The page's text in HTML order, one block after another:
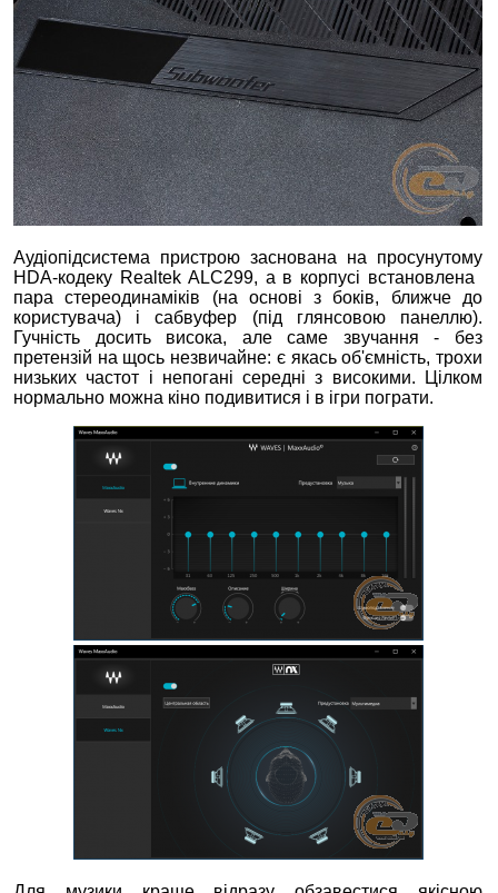
Аудіопідсистема пристрою заснована на просунутому
HDA-кодеку Realtek ALC299, а в корпусі встановлена ​​
пара стереодинаміків (на основі з боків, ближче до
користувача) і сабвуфер (під глянсовою панеллю).
Гучність досить висока, але саме звучання - без
претензій на щось незвичайне: є якась об'ємність, трохи
низьких частот і непогані середні з високими. Цілком
нормально можна кіно подивитися і в ігри пограти.